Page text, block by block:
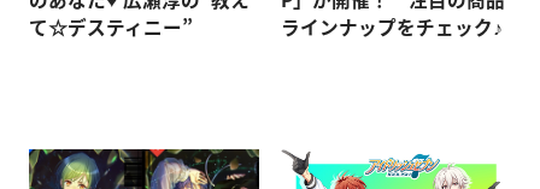
て☆デスティニー”
ラインナップをチェック♪